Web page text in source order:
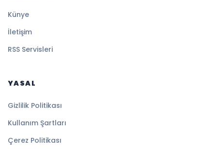
Künye
İletişim
RSS Servisleri
YASAL
Gizlilik Politikası
Kullanım Şartları
Çerez Politikası